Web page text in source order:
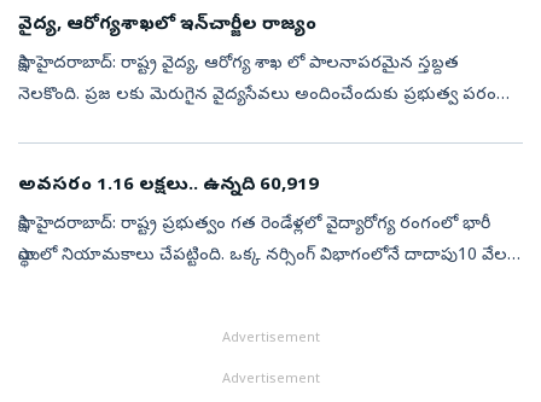
వైద్య, ఆరోగ్యశాఖలో ఇన్‌చార్జీల రాజ్యం
సాక్షి, హైదరాబాద్‌: రాష్ట్ర వైద్య, ఆరోగ్య శాఖ లో పాలనాపరమైన స్తబ్దత
నెలకొంది. ప్రజ లకు మెరుగైన వైద్యసేవలు అందించేందుకు ప్రభుత్వ పరంగా
అవసరం 1.16 లక్షలు.. ఉన్నది 60,919
సాక్షి, హైదరాబాద్‌: రాష్ట్ర ప్రభుత్వం గత రెండేళ్లలో వైద్యారోగ్య రంగంలో భారీ
స్థాయిలో నియామకాలు చేపట్టింది. ఒక్క నర్సింగ్‌ విభాగంలోనే దాదాపు10 వేల
Advertisement
Advertisement